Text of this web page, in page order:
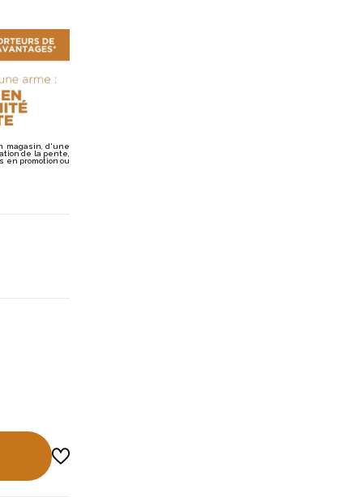
magasin, d'une
de la pente,
en promotion ou